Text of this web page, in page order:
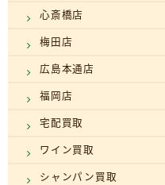
心斎橋店
梅田店
広島本通店
福岡店
宅配買取
ワイン買取
シャンパン買取